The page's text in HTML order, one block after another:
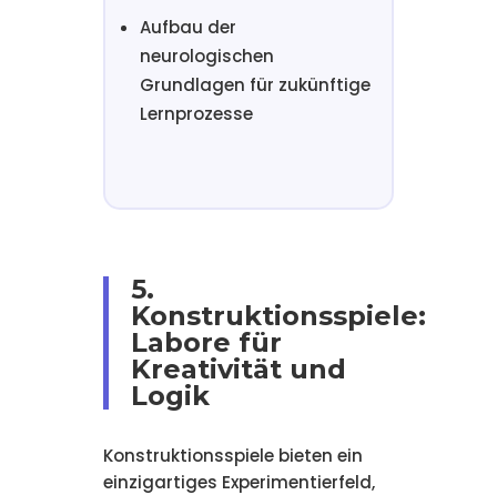
Aufbau der
neurologischen
Grundlagen für zukünftige
Lernprozesse
5.
Konstruktionsspiele:
Labore für
Kreativität und
Logik
Konstruktionsspiele bieten ein
einzigartiges Experimentierfeld,